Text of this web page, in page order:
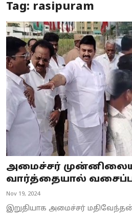
Special Story
Business
Crime
Tamilnadu
National
World
Astrology
Spirituality
Tag: rasipuram
அமைச்சர்
வார்த்தையால்
Nov 19, 2024
இறுதியாக அமைச்சர்